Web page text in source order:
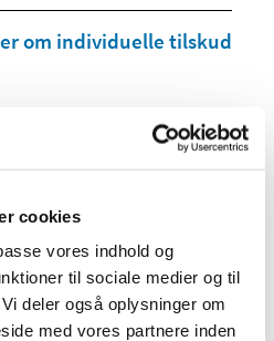
cookies
vores indhold og
til sociale medier og til
deler også oplysninger om
med vores partnere inden
om individuelle tilskud
tilskudsansøgninger i
er en stigning på 4 %.…